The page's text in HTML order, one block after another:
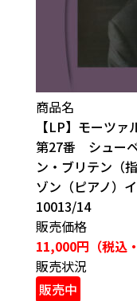
商品名
【LP】モーツ
第27番 シュー
ン・ブリテン（
ゾン（ピアノ）
10013/14
販売価格
11,000円（税込
販売状況
販売中